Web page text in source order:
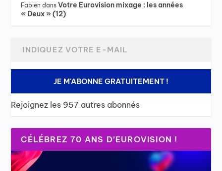
Fabien dansVotre Eurovision mixage : les années
« Deux » (12)
JE M'ABONNE GRATUITEMENT !
Rejoignez les 957 autres abonnés
CÉLÉBREZ 70 ANS D’EUROVISION !